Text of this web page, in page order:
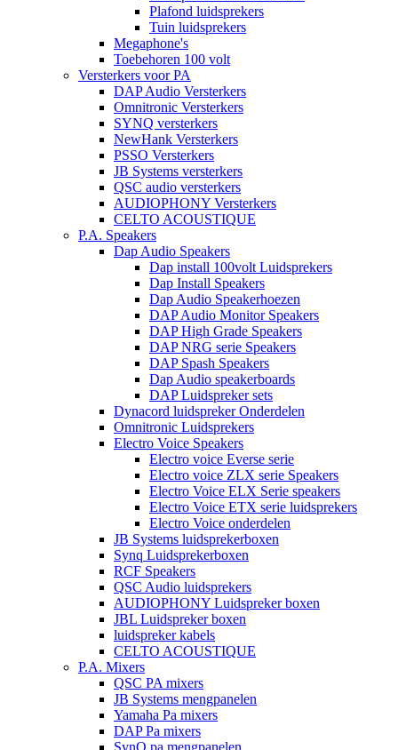
Plafond luidsprekers
Tuin luidsprekers
Megaphone's
Toebehoren 100 volt
Versterkers voor PA
DAP Audio Versterkers
Omnitronic Versterkers
SYNQ versterkers
NewHank Versterkers
PSSO Versterkers
JB Systems versterkers
QSC audio versterkers
AUDIOPHONY Versterkers
CELTO ACOUSTIQUE
P.A. Speakers
Dap Audio Speakers
Dap install 100volt Luidsprekers
Dap Install Speakers
Dap Audio Speakerhoezen
DAP Audio Monitor Speakers
DAP High Grade Speakers
DAP NRG serie Speakers
DAP Spash Speakers
Dap Audio speakerboards
DAP Luidspreker sets
Dynacord luidspreker Onderdelen
Omnitronic Luidsprekers
Electro Voice Speakers
Electro voice Everse serie
Electro voice ZLX serie Speakers
Electro Voice ELX Serie speakers
Electro Voice ETX serie luidsprekers
Electro Voice onderdelen
JB Systems luidsprekerboxen
Synq Luidsprekerboxen
RCF Speakers
QSC Audio luidsprekers
AUDIOPHONY Luidspreker boxen
JBL Luidspreker boxen
luidspreker kabels
CELTO ACOUSTIQUE
P.A. Mixers
QSC PA mixers
JB Systems mengpanelen
Yamaha Pa mixers
DAP Pa mixers
SynQ pa mengpanelen